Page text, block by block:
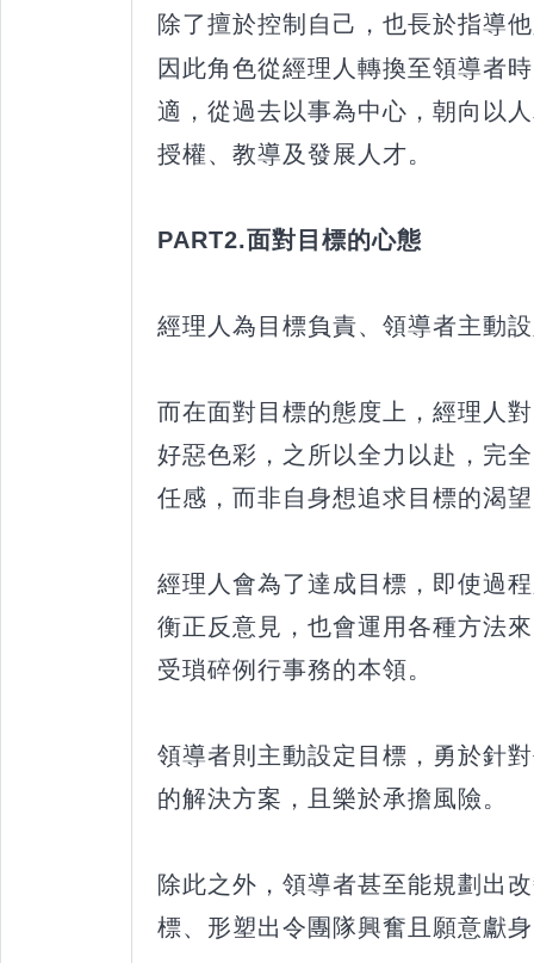
除了擅於控制自己，也長於指導
因此角色從經理人轉換至領導者
適，從過去以事為中心，朝向以
授權、教導及發展人才。
PART2.面對目標的心態
經理人為目標負責、領導者主動
而在面對目標的態度上，經理人
好惡色彩，之所以全力以赴，完
任感，而非自身想追求目標的渴
經理人會為了達成目標，即使過
衡正反意見，也會運用各種方法
受瑣碎例行事務的本領。
領導者則主動設定目標，勇於針
的解決方案，且樂於承擔風險。
除此之外，領導者甚至能規劃出
標、形塑出令團隊興奮且願意獻